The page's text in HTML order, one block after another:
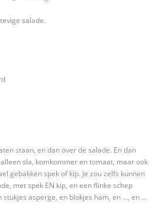
salade.
staan, en dan over de salade. En dan
sla, komkommer en tomaat, maar ook
gebakken spek of kip. Je zou zelfs kunnen
met spek EN kip, en een flinke schep
stukjes asperge, en blokjes ham, en …, en …